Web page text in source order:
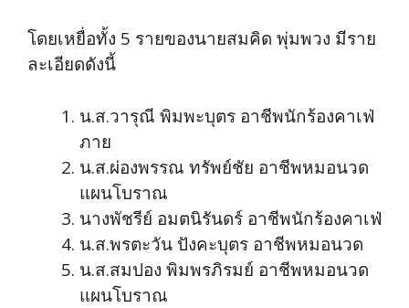
โดยเหยื่อทั้ง 5 รายของนายสมคิด พุ่มพวง มีราย
ละเอียดดังนี้
น.ส.วารุณี พิมพะบุตร อาชีพนักร้องคาเฟ่
ภาย
น.ส.ผ่องพรรณ ทรัพย์ชัย อาชีพหมอนวด
แผนโบราณ
นางพัชรีย์ อมตนิรันดร์ อาชีพนักร้องคาเฟ่
น.ส.พรตะวัน ปังคะบุตร อาชีพหมอนวด
น.ส.สมปอง พิมพรภิรมย์ อาชีพหมอนวด
แผนโบราณ